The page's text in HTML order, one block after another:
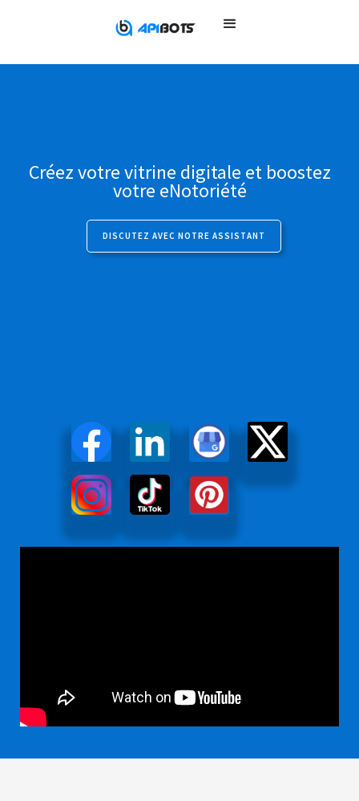
Créez votre vitrine digitale et boostez
votre eNotoriété
DISCUTEZ AVEC NOTRE ASSISTANT